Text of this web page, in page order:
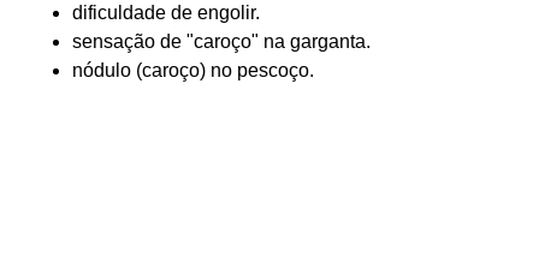
dificuldade de engolir.
sensação de "caroço" na garganta.
nódulo (caroço) no pescoço.